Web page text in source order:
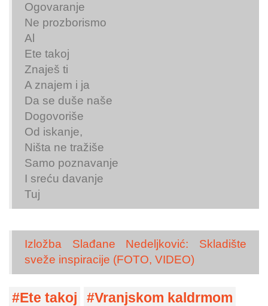
Ogovaranje
Ne prozborismo
Al
Ete takoj
Znaješ ti
A znajem i ja
Da se duše naše
Dogovoriše
Od iskanje,
Ništa ne tražiše
Samo poznavanje
I sreću davanje
Tuj
Izložba Slađane Nedeljković: Skladište
sveže inspiracije (FOTO, VIDEO)
Ete takoj
Vranjskom kaldrmom